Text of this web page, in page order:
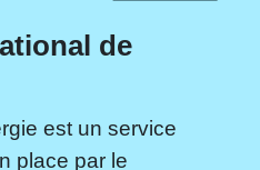
de
est un service
place par le